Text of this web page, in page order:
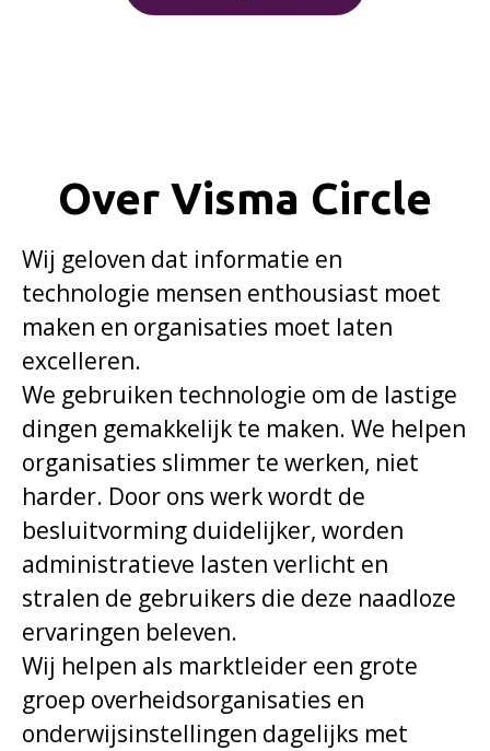
Over Visma Circle
Wij geloven dat informatie en
technologie mensen enthousiast moet
maken en organisaties moet laten
excelleren.
We gebruiken technologie om de lastige
dingen gemakkelijk te maken. We helpen
organisaties slimmer te werken, niet
harder. Door ons werk wordt de
besluitvorming duidelijker, worden
administratieve lasten verlicht en
stralen de gebruikers die deze naadloze
ervaringen beleven.
Wij helpen als marktleider een grote
groep overheidsorganisaties en
onderwijsinstellingen dagelijks met